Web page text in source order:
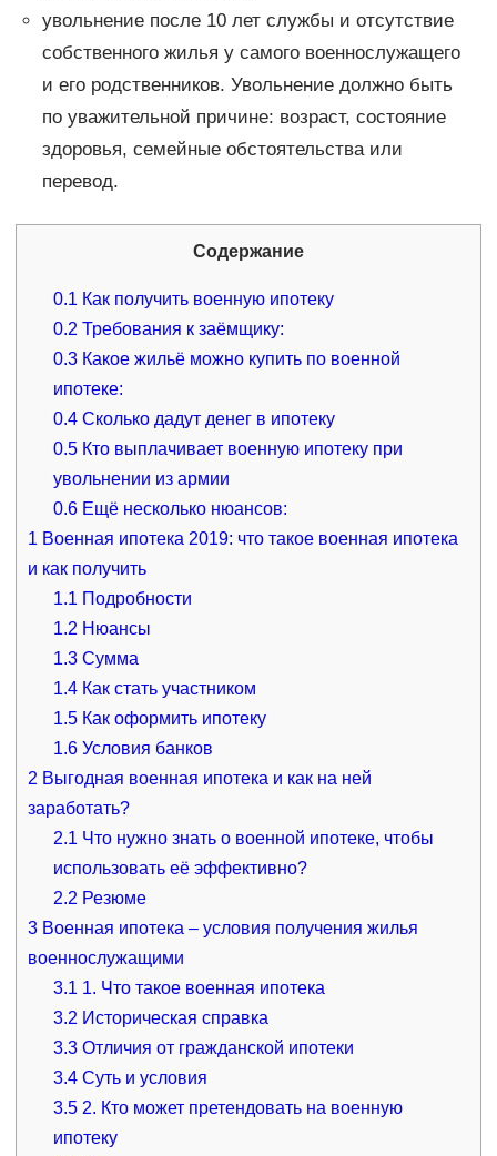
увольнение после 10 лет службы и отсутствие
собственного жилья у самого военнослужащего
и его родственников. Увольнение должно быть
по уважительной причине: возраст, состояние
здоровья, семейные обстоятельства или
перевод.
Содержание
0.1 Как получить военную ипотеку
0.2 Требования к заёмщику:
0.3 Какое жильё можно купить по военной
ипотеке:
0.4 Сколько дадут денег в ипотеку
0.5 Кто выплачивает военную ипотеку при
увольнении из армии
0.6 Ещё несколько нюансов:
1 Военная ипотека 2019: что такое военная ипотека
и как получить
1.1 Подробности
1.2 Нюансы
1.3 Сумма
1.4 Как стать участником
1.5 Как оформить ипотеку
1.6 Условия банков
2 Выгодная военная ипотека и как на ней
заработать?
2.1 Что нужно знать о военной ипотеке, чтобы
использовать её эффективно?
2.2 Резюме
3Военная ипотека – условия получения жилья
военнослужащими
3.1 1. Что такое военная ипотека
3.2 Историческая справка
3.3 Отличия от гражданской ипотеки
3.4 Суть и условия
3.5 2. Кто может претендовать на военную
ипотеку